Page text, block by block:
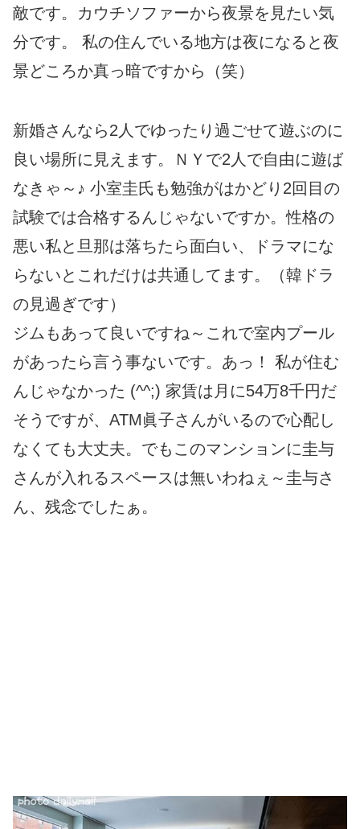
敵です。カウチソファーから夜景を見たい気
分です。 私の住んでいる地方は夜になると夜
景どころか真っ暗ですから（笑）
新婚さんなら2人でゆったり過ごせて遊ぶのに
良い場所に見えます。ＮＹで2人で自由に遊ば
なきゃ～♪ 小室圭氏も勉強がはかどり2回目の
試験では合格するんじゃないですか。性格の
悪い私と旦那は落ちたら面白い、ドラマにな
らないとこれだけは共通してます。（韓ドラ
の見過ぎです）
ジムもあって良いですね～これで室内プール
があったら言う事ないです。あっ！ 私が住む
んじゃなかった (^^;) 家賃は月に54万8千円だ
そうですが、ATM眞子さんがいるので心配し
なくても大丈夫。でもこのマンションに圭与
さんが入れるスペースは無いわねぇ～圭与さ
ん、残念でしたぁ。